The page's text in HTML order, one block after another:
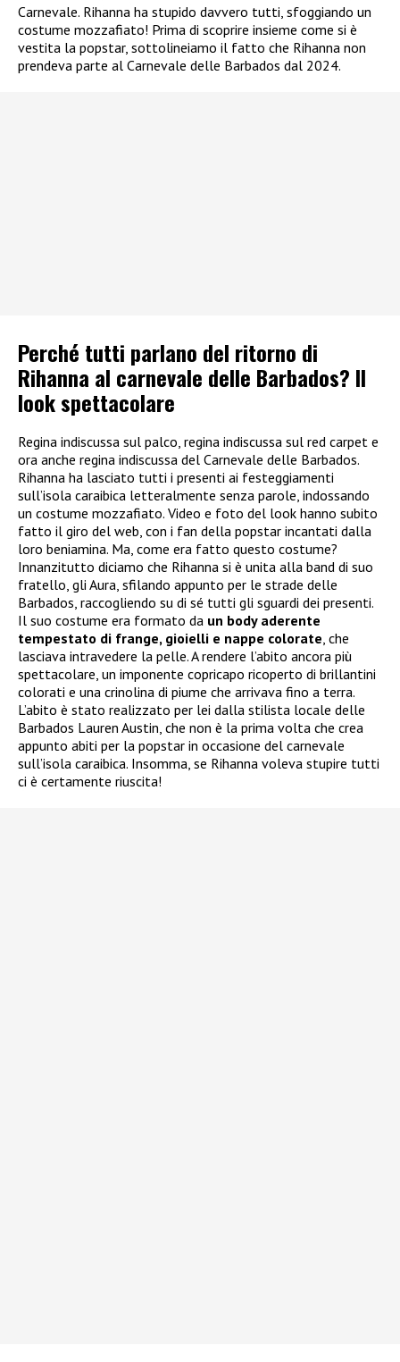
Carnevale. Rihanna ha stupido davvero tutti, sfoggiando un
costume mozzafiato! Prima di scoprire insieme come si è
vestita la popstar, sottolineiamo il fatto che Rihanna non
prendeva parte al Carnevale delle Barbados dal 2024.
Perché tutti parlano del ritorno di
Rihanna al carnevale delle Barbados? Il
look spettacolare
Regina indiscussa sul palco, regina indiscussa sul red carpet e
ora anche regina indiscussa del Carnevale delle Barbados.
Rihanna ha lasciato tutti i presenti ai festeggiamenti
sull’isola caraibica letteralmente senza parole, indossando
un costume mozzafiato. Video e foto del look hanno subito
fatto il giro del web, con i fan della popstar incantati dalla
loro beniamina. Ma, come era fatto questo costume?
Innanzitutto diciamo che Rihanna si è unita alla band di suo
fratello, gli Aura, sfilando appunto per le strade delle
Barbados, raccogliendo su di sé tutti gli sguardi dei presenti.
Il suo costume era formato da un body aderente
tempestato di frange, gioielli e nappe colorate , che
lasciava intravedere la pelle. A rendere l’abito ancora più
spettacolare, un imponente copricapo ricoperto di brillantini
colorati e una crinolina di piume che arrivava fino a terra.
L’abito è stato realizzato per lei dalla stilista locale delle
Barbados Lauren Austin, che non è la prima volta che crea
appunto abiti per la popstar in occasione del carnevale
sull’isola caraibica. Insomma, se Rihanna voleva stupire tutti
ci è certamente riuscita!